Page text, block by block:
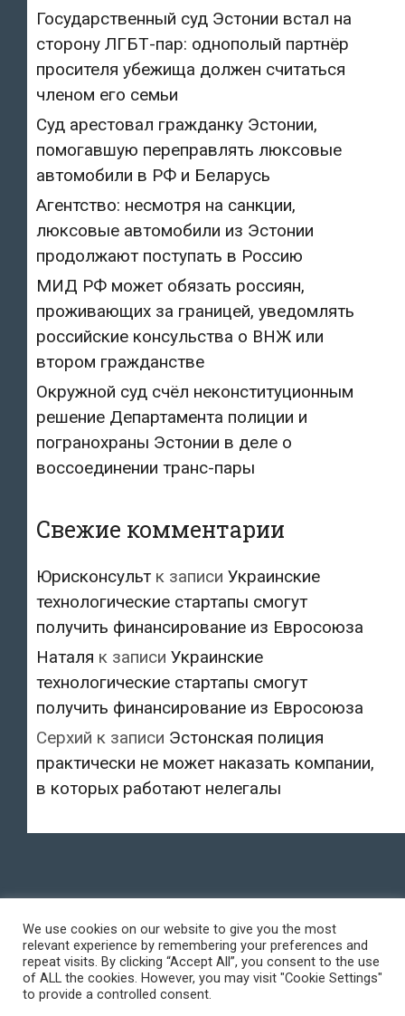
Государственный суд Эстонии встал на
сторону ЛГБТ-пар: однополый партнёр
просителя убежища должен считаться
членом его семьи
Суд арестовал гражданку Эстонии,
помогавшую переправлять люксовые
автомобили в РФ и Беларусь
Агентство: несмотря на санкции,
люксовые автомобили из Эстонии
продолжают поступать в Россию
МИД РФ может обязать россиян,
проживающих за границей, уведомлять
российские консульства о ВНЖ или
втором гражданстве
Окружной суд счёл неконституционным
решение Департамента полиции и
погранохраны Эстонии в деле о
воссоединении транс-пары
Свежие комментарии
Юрисконсульт к записи Украинские
технологические стартапы смогут
получить финансирование из Евросоюза
Наталя к записи Украинские
технологические стартапы смогут
получить финансирование из Евросоюза
Серхий к записи Эстонская полиция
практически не может наказать компании,
в которых работают нелегалы
We use cookies on our website to give you the most
relevant experience by remembering your preferences and
repeat visits. By clicking “Accept All”, you consent to the use
of ALL the cookies. However, you may visit "Cookie Settings"
to provide a controlled consent.